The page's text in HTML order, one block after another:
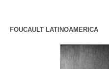
FOUCAULT LATINOAMERICA